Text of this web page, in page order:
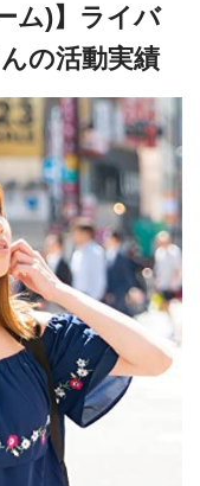
ム)】ライバ
の活動実績